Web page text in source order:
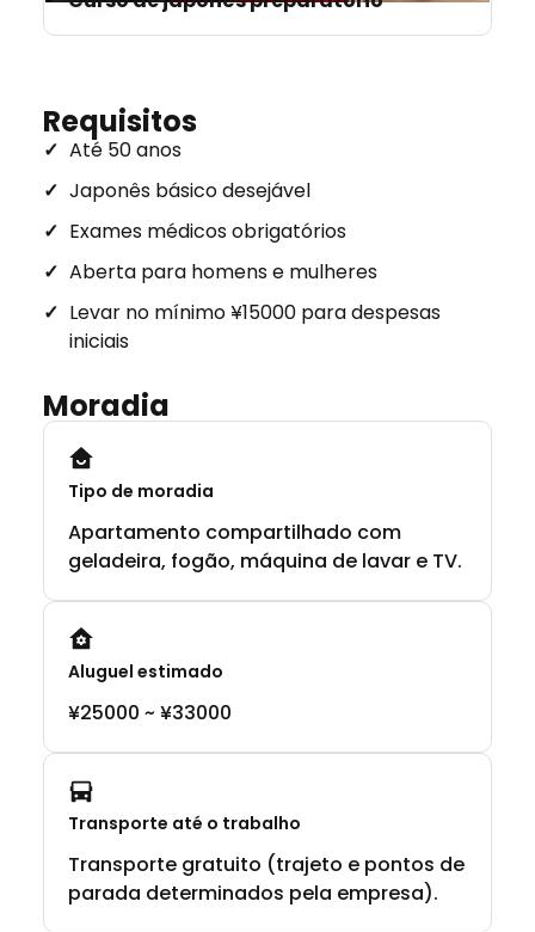
Requisitos
Até 50 anos
Japonês básico desejável
Exames médicos obrigatórios
Aberta para homens e mulheres
Levar no mínimo ¥15000 para despesas
iniciais
Moradia
Tipo de moradia
Apartamento compartilhado com
geladeira, fogão, máquina de lavar e TV.
Aluguel estimado
¥25000 ~ ¥33000
Transporte até o trabalho
Transporte gratuito (trajeto e pontos de
parada determinados pela empresa).